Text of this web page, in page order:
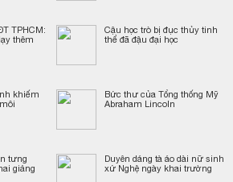
TPHCM:
thêm
Cậu học trò bị đục thủy tinh
thể đã đậu đại học
khiếm
Bức thư của Tổng thống Mỹ
Abraham Lincoln
tưng
giảng
Duyên dáng tà áo dài nữ sinh
xứ Nghệ ngày khai trường